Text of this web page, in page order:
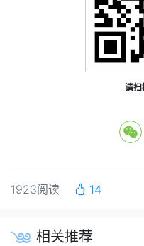
请扫
1923阅读 14
相关推荐